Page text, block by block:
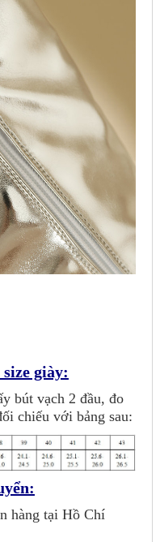
giày:
bút vạch 2 đầu, đo
chiếu với bảng sau:
hàng tại Hồ Chí